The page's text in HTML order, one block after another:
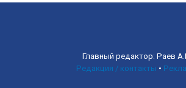
Главный редактор: Раев
Редакция / контакты •